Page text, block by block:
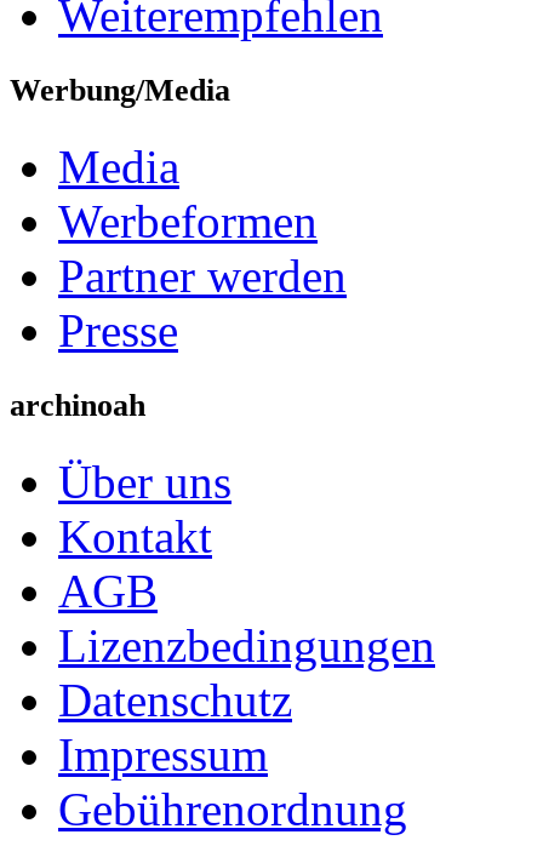
Weiterempfehlen
Werbung/Media
Media
Werbeformen
Partner werden
Presse
archinoah
Über uns
Kontakt
AGB
Lizenzbedingungen
Datenschutz
Impressum
Gebührenordnung